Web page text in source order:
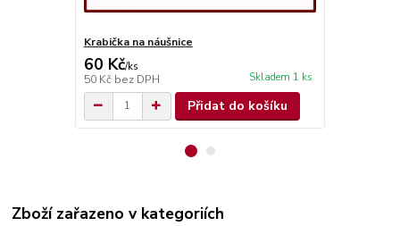
Krabička na náušnice
60 Kč/ks
50 Kč bez DPH Skladem 1 ks
Přidat do košíku
Zboží zařazeno v kategoriích